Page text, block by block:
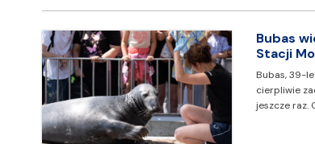
Bubas
Stacji
Bubas, 39-
cierpliwie
jeszcze raz.